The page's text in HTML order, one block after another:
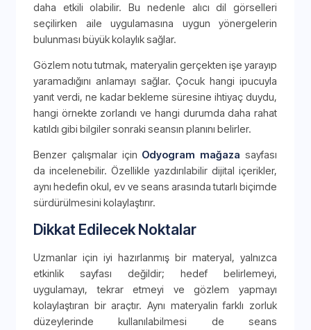
daha etkili olabilir. Bu nedenle alıcı dil görselleri
seçilirken aile uygulamasına uygun yönergelerin
bulunması büyük kolaylık sağlar.
Gözlem notu tutmak, materyalin gerçekten işe yarayıp
yaramadığını anlamayı sağlar. Çocuk hangi ipucuyla
yanıt verdi, ne kadar bekleme süresine ihtiyaç duydu,
hangi örnekte zorlandı ve hangi durumda daha rahat
katıldı gibi bilgiler sonraki seansın planını belirler.
Benzer çalışmalar için Odyogram mağaza sayfası
da incelenebilir. Özellikle yazdırılabilir dijital içerikler,
aynı hedefin okul, ev ve seans arasında tutarlı biçimde
sürdürülmesini kolaylaştırır.
Dikkat Edilecek Noktalar
Uzmanlar için iyi hazırlanmış bir materyal, yalnızca
etkinlik sayfası değildir; hedef belirlemeyi,
uygulamayı, tekrar etmeyi ve gözlem yapmayı
kolaylaştıran bir araçtır. Aynı materyalin farklı zorluk
düzeylerinde kullanılabilmesi de seans